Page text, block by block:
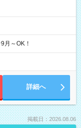
～OK！
詳細へ
掲載日：2026.08.06